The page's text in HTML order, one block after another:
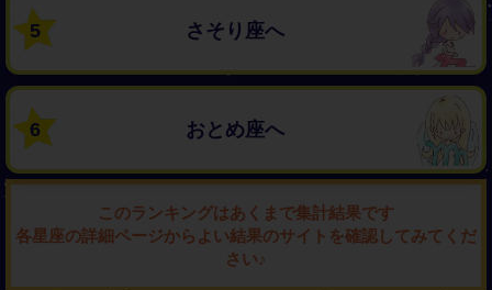
5 さそり座へ
6 おとめ座へ
このランキングはあくまで集計結果です
各星座の詳細ページからよい結果のサイトを確認してみてくだ
さい♪